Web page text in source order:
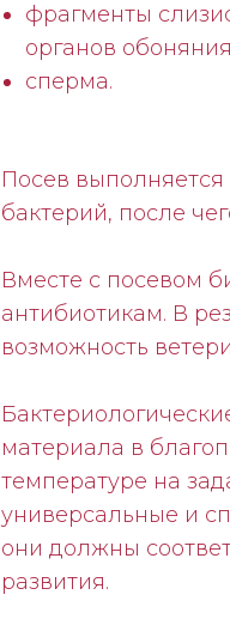
фрагменты
органов
сперма.
Посев
бактерий, после
Вместе с посевом
антибиотикам. В
возможность
материала в
температуре на
универсальные и
они должны
развития.